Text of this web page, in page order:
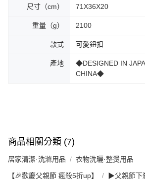
尺寸（cm） 71X36X20
重量（g） 2100
款式 可愛鈕扣
產地
◆DESIGNED IN
CHINA◆
商品相關分類 (7)
居家清潔·洗滌用品 衣物洗曬·整燙用品
【🎉歡慶父親節 瘋殺5折up】
▶父親節下